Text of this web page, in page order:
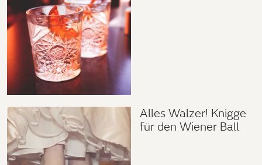
Alles Walzer! Knigge
für den Wiener Ball